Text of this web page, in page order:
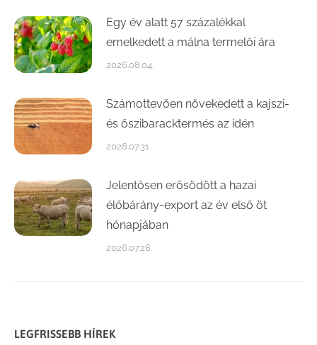
Egy év alatt 57 százalékkal
emelkedett a málna termelői ára
2026.08.04.
Számottevően növekedett a kajszi-
és őszibaracktermés az idén
2026.07.31.
Jelentősen erősödött a hazai
élőbárány-export az év első öt
hónapjában
2026.07.28.
LEGFRISSEBB HÍREK